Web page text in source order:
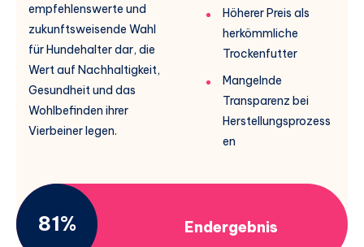
empfehlenswerte und
zukunftsweisende Wahl
für Hundehalter dar, die
Wert auf Nachhaltigkeit,
Gesundheit und das
Wohlbefinden ihrer
Vierbeiner legen.
Höherer Preis als
herkömmliche
Trockenfutter
Mangelnde
Transparenz bei
Herstellungsprozess
en
81% Endergebnis